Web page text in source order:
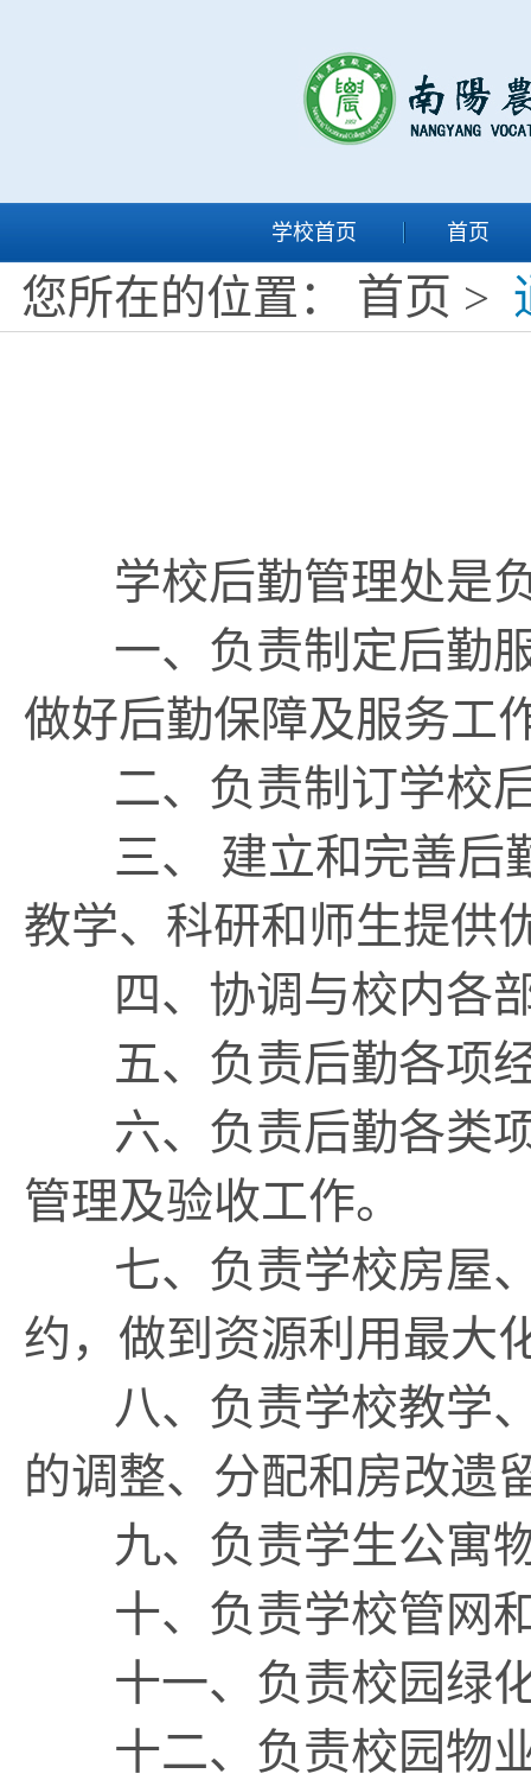
学校首页 首页
您所在的位置： 首页 >
学校后勤管理处是
一、负责制定后勤
做好后勤保障及服务工
二、负责制订学校
三、 建立和完善后
教学、科研和师生提供
四、协调与校内各
五、负责后勤各项
六、负责后勤各类
管理及验收工作。
七、负责学校房屋
约，做到资源利用最大
八、负责学校教学
的调整、分配和房改遗
九、负责学生公寓
十、负责学校管网
十一、负责校园绿
十二、负责校园物